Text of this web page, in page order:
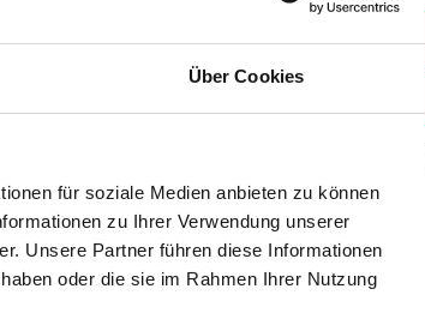
Über Cookies
für soziale Medien anbieten zu können
zu Ihrer Verwendung unserer
Unsere Partner führen diese Informationen
oder die sie im Rahmen Ihrer Nutzung